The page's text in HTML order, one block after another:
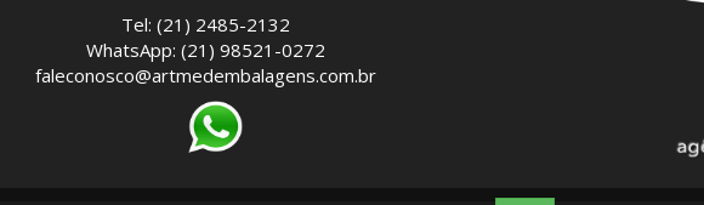
Tel: (21) 2485-2132
WhatsApp: (21) 98521-0272
faleconosco@artmedembalagens.com.br